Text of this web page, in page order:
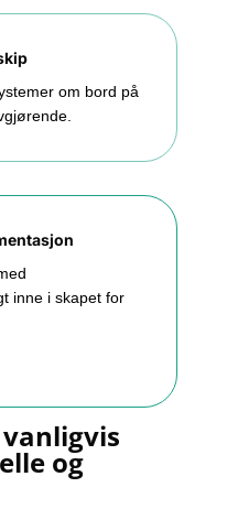
om bord på
inne i skapet for
og